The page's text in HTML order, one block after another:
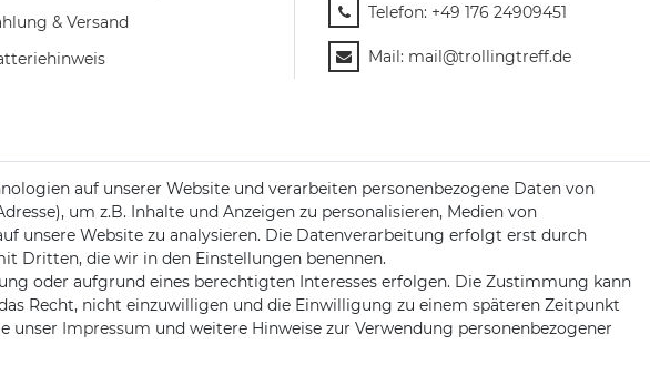
& Versand
Telefon: +49 176 24909451
Mail: mail@trollingtreff.de
auf unserer Website und verarbeiten personenbezogene Daten von
um z.B. Inhalte und Anzeigen zu personalisieren, Medien von
unsere Website zu analysieren. Die Datenverarbeitung erfolgt erst durch
Dritten, die wir in den Einstellungen benennen.
oder aufgrund eines berechtigten Interesses erfolgen. Die Zustimmung kann
Recht, nicht einzuwilligen und die Einwilligung zu einem späteren Zeitpunkt
unser Impressum und weitere Hinweise zur Verwendung personenbezogener